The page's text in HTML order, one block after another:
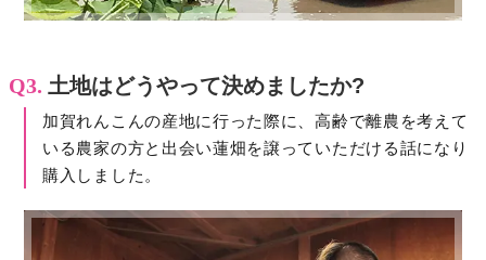
Q3. 土地はどうやって決めましたか?
加賀れんこんの産地に行った際に、高齢で離農を考えて
いる農家の方と出会い蓮畑を譲っていただける話になり
購入しました。